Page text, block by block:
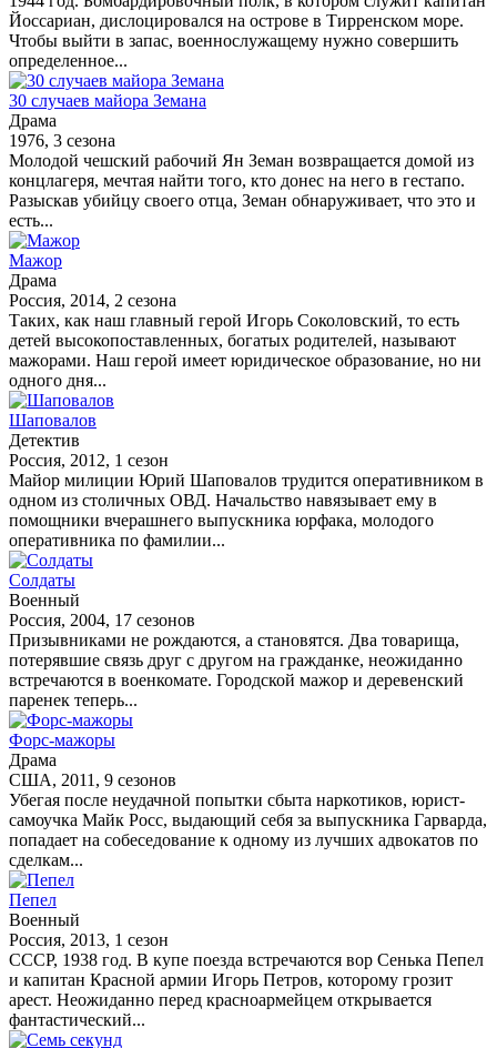
Йоссариан, дислоцировался на острове в Тирренском море.
Чтобы выйти в запас, военнослужащему нужно совершить
определенное...
30 случаев майора Земана
Драма
1976, 3 сезона
Молодой чешский рабочий Ян Земан возвращается домой из
концлагеря, мечтая найти того, кто донес на него в гестапо.
Разыскав убийцу своего отца, Земан обнаруживает, что это и
есть...
Мажор
Драма
Россия, 2014, 2 сезона
Таких, как наш главный герой Игорь Соколовский, то есть
детей высокопоставленных, богатых родителей, называют
мажорами. Наш герой имеет юридическое образование, но ни
одного дня...
Шаповалов
Детектив
Россия, 2012, 1 сезон
Майор милиции Юрий Шаповалов трудится оперативником в
одном из столичных ОВД. Начальство навязывает ему в
помощники вчерашнего выпускника юрфака, молодого
оперативника по фамилии...
Солдаты
Военный
Россия, 2004, 17 сезонов
Призывниками не рождаются, а становятся. Два товарища,
потерявшие связь друг с другом на гражданке, неожиданно
встречаются в военкомате. Городской мажор и деревенский
паренек теперь...
Форс-мажоры
Драма
США, 2011, 9 сезонов
Убегая после неудачной попытки сбыта наркотиков, юрист-
самоучка Майк Росс, выдающий себя за выпускника Гарварда,
попадает на собеседование к одному из лучших адвокатов по
сделкам...
Пепел
Военный
Россия, 2013, 1 сезон
СССР, 1938 год. В купе поезда встречаются вор Сенька Пепел
и капитан Красной армии Игорь Петров, которому грозит
арест. Неожиданно перед красноармейцем открывается
фантастический...